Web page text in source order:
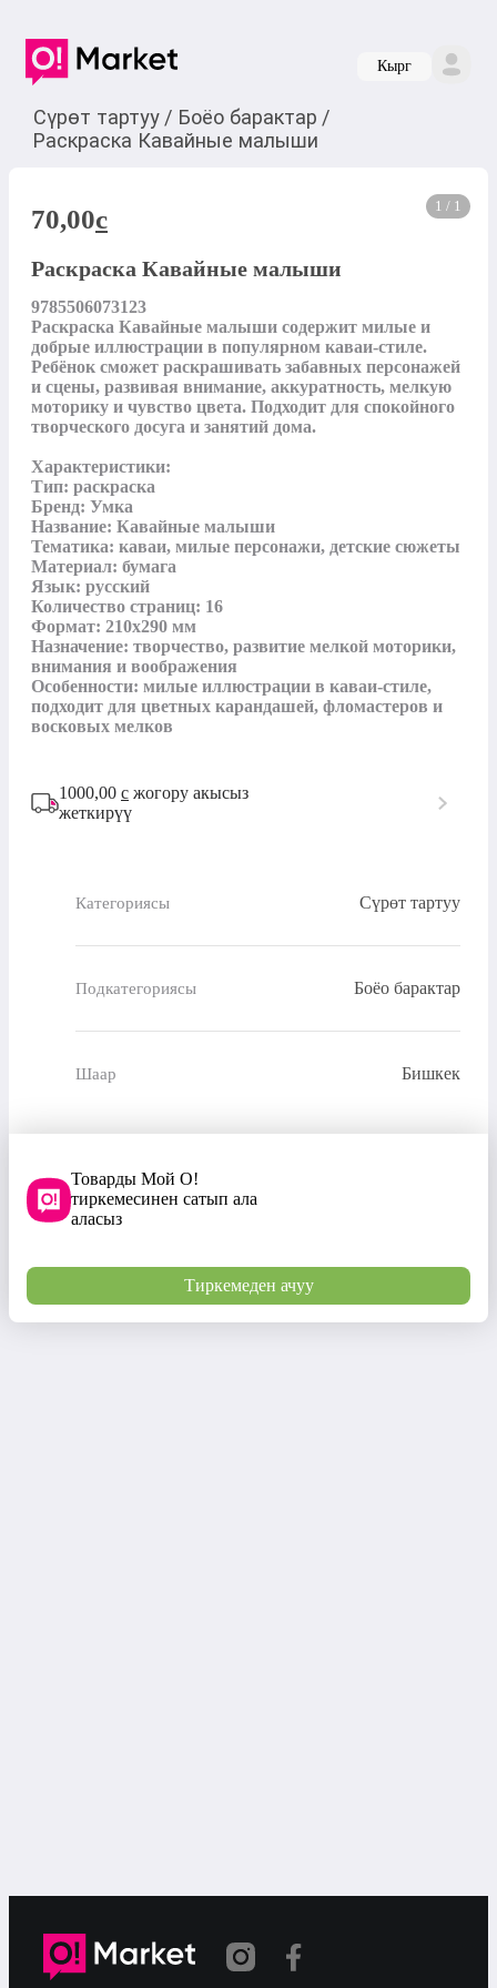
Кырг
Сүрөт тартуу / Боёо барактар /
Раскраска Кавайные малыши
1 / 1
70,00c
Раскраска Кавайные малыши
9785506073123
Раскраска Кавайные малыши содержит милые и
добрые иллюстрации в популярном каваи-стиле.
Ребёнок сможет раскрашивать забавных персонажей
и сцены, развивая внимание, аккуратность, мелкую
моторику и чувство цвета. Подходит для спокойного
творческого досуга и занятий дома.
Характеристики:
Тип: раскраска
Бренд: Умка
Название: Кавайные малыши
Тематика: каваи, милые персонажи, детские сюжеты
Материал: бумага
Язык: русский
Количество страниц: 16
Формат: 210х290 мм
Назначение: творчество, развитие мелкой моторики,
внимания и воображения
Особенности: милые иллюстрации в каваи-стиле,
подходит для цветных карандашей, фломастеров и
восковых мелков
1000,00 с жогору акысыз
жеткирүү
Категориясы Сүрөт тартуу
Подкатегориясы Боёо барактар
Шаар Бишкек
Товарды Мой О!
тиркемесинен сатып ала
аласыз
Тиркемеден ачуу